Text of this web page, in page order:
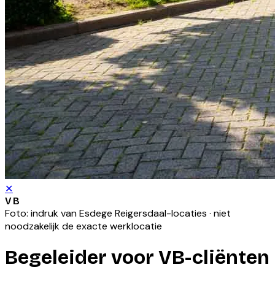
✕
VB
Foto: indruk vanEsdege Reigersdaal-locaties · niet
noodzakelijk de exacte werklocatie
Begeleider voor VB-cliënten